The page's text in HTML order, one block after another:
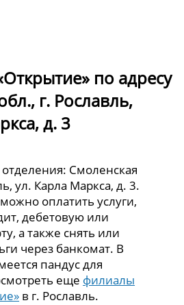
по адресу
г. Рославль,
д. 3
Смоленская
ул. Карла Маркса, д. 3.
оплатить услуги,
дебетовую или
а также снять или
через банкомат. В
пандус для
еще филиалы
в г. Рославль.